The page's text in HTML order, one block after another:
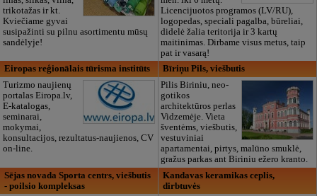
trikotažas ir kt.
Kviečiame gyvai
susipažinti su pilnu asortimentu mūsų
sandėlyje!
Licencijuotos programos (LV/RU),
logopedas, speciali pagalba, būreliai,
didelė žalia teritorija ir 3 kartų
maitinimas. Dirbame visus metus, taip
pat ir vasarą!
Eiropas reģionālais tūrisma institūts
Turizmo naujienų
portalas Eiropa.lv,
E-katalogas,
seminarai,
mokymai,
konsultacijos, rezultatus-naujienos, CV
on-line.
Bīriņu Pils, viešbutis
Pilis Biriniu, neo-
gotikos
architektūros perlas
Vidzemėje. Vieta
šventėms, viešbutis,
vestuviniai
apartamentai, pirtys, malūno smuklė,
gražus parkas ant Biriniu ežero kranto.
Sējas novada Sporta centrs, viešbutis
- poilsio kompleksas
Kandavas keramikas ceplis,
dirbtuvės